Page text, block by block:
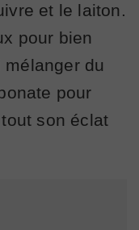
et le laiton.
pour bien
du
pour
son éclat